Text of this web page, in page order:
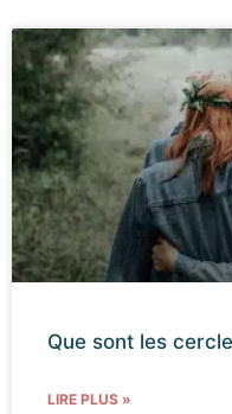
Que sont les
LIRE PLUS »